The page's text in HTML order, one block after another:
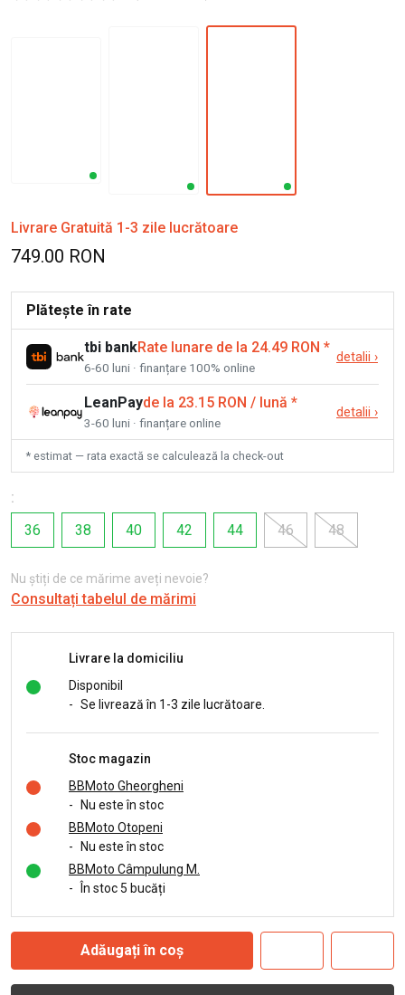
Livrare Gratuită 1-3 zile lucrătoare
749.00 RON
Plătește în rate
tbi bankRate lunare de la 24.49 RON *
6-60 luni · finanțare 100% online
detalii ›
LeanPayde la 23.15 RON / lună *
3-60 luni · finanțare online
detalii ›
* estimat — rata exactă se calculează la check-out
:
36
38 40 42 44 46 48
Nu știți de ce mărime aveți nevoie?
Consultați tabelul de mărimi
Livrare la domiciliu
Disponibil
- Se livrează în 1-3 zile lucrătoare.
Stoc magazin
BBMoto Gheorgheni
-
Nu este în stoc
BBMoto Otopeni
-
Nu este în stoc
BBMoto Câmpulung M.
-
În stoc 5 bucăți
Adăugați în coș